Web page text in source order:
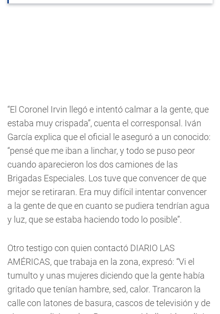
“El Coronel Irvin llegó e intentó calmar a la gente, que
estaba muy crispada”, cuenta el corresponsal. Iván
García explica que el oficial le aseguró a un conocido:
“pensé que me iban a linchar, y todo se puso peor
cuando aparecieron los dos camiones de las
Brigadas Especiales. Los tuve que convencer de que
mejor se retiraran. Era muy difícil intentar convencer
a la gente de que en cuanto se pudiera tendrían agua
y luz, que se estaba haciendo todo lo posible”.
Otro testigo con quien contactó DIARIO LAS
AMÉRICAS, que trabaja en la zona, expresó: “Vi el
tumulto y unas mujeres diciendo que la gente había
gritado que tenían hambre, sed, calor. Trancaron la
calle con latones de basura, cascos de televisión y de